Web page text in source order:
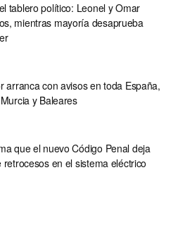
tablero político: Leonel y Omar
mientras mayoría desaprueba
arranca con avisos en toda España,
y Baleares
que el nuevo Código Penal deja
en el sistema eléctrico